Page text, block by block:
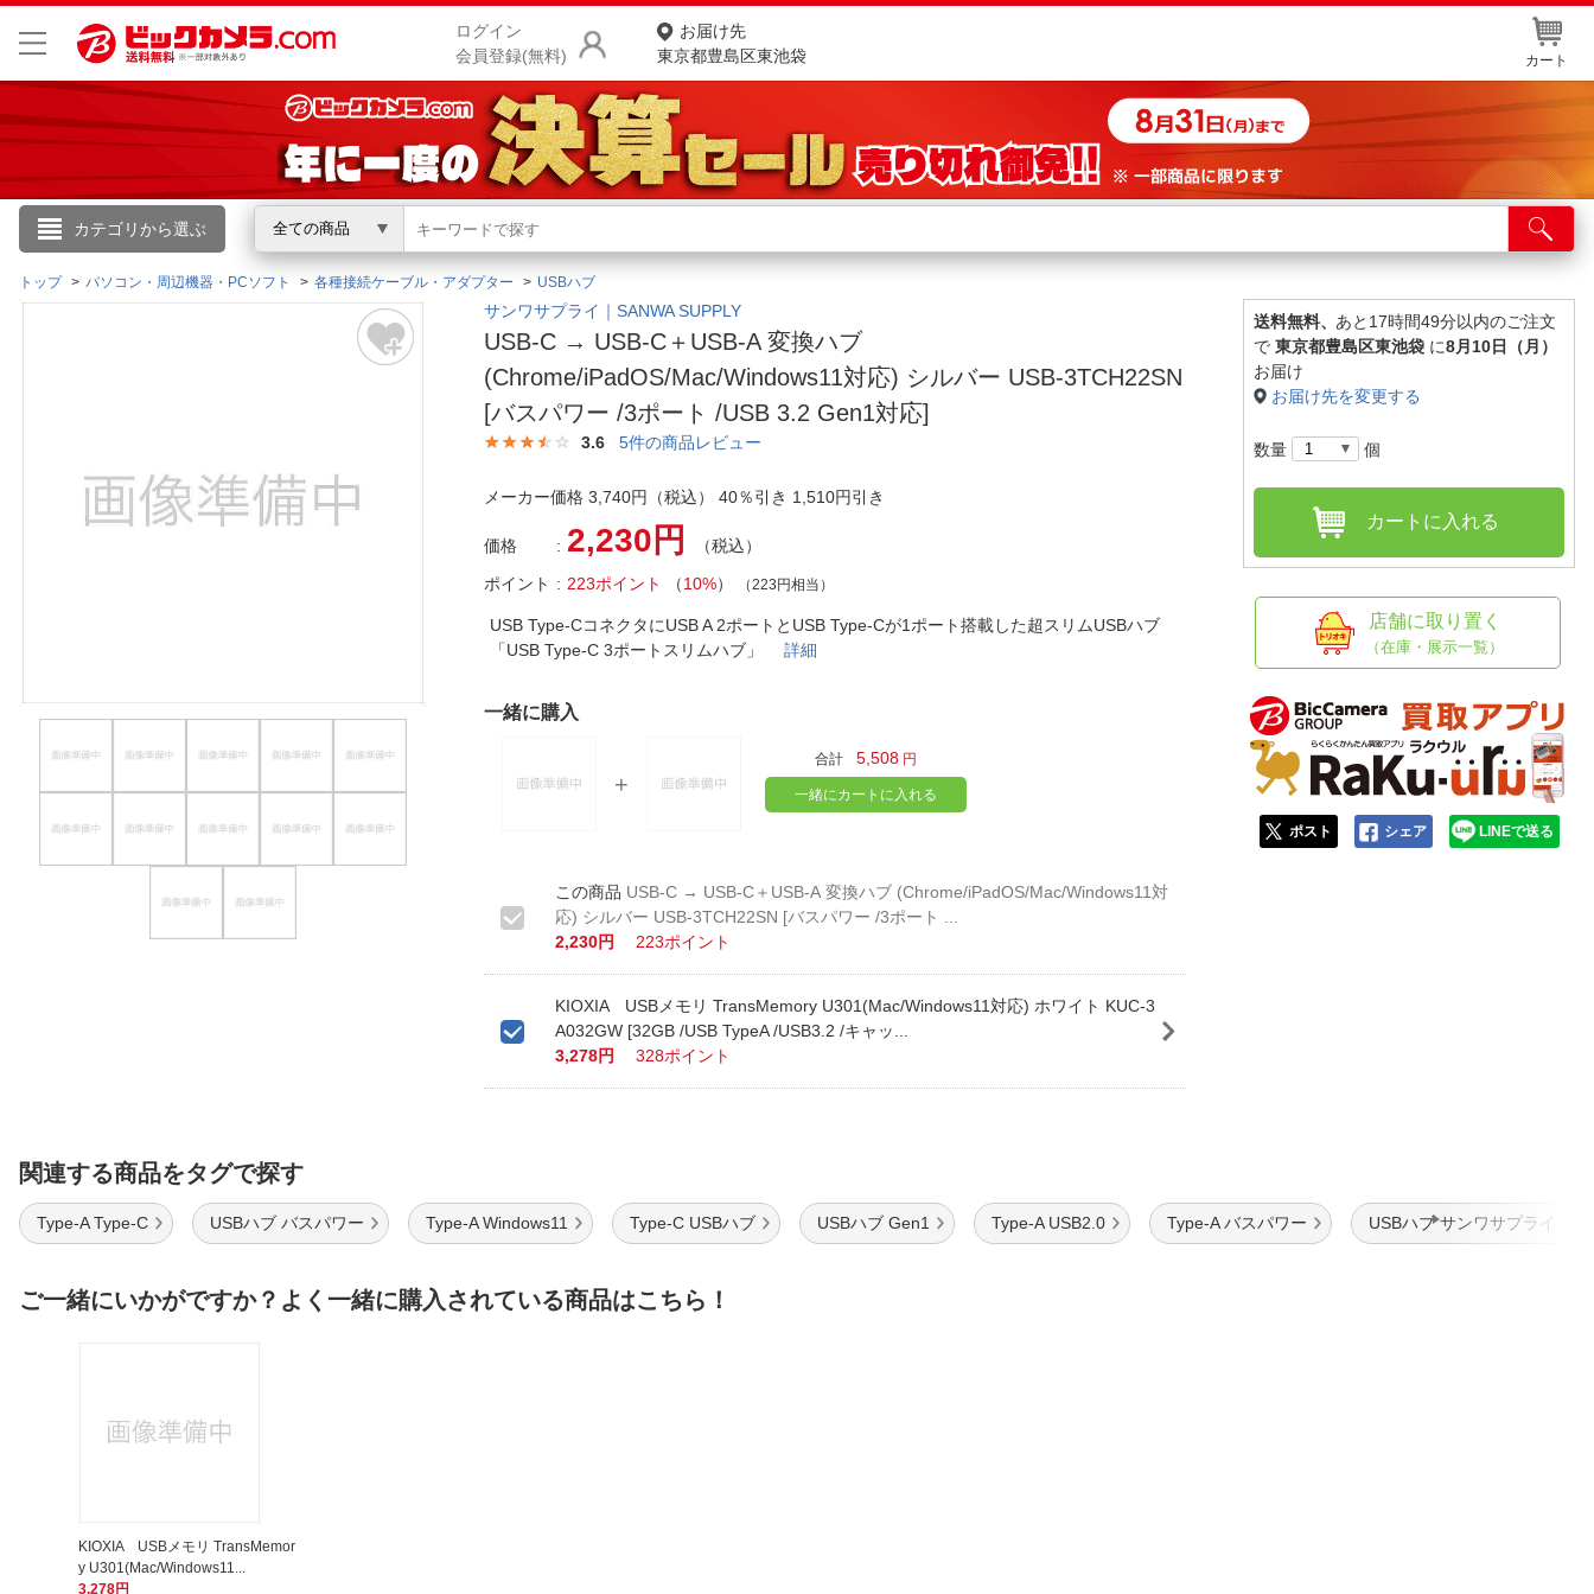
ログイン
会員登録(無料)
お届け先
東京都豊島区東池袋
カート
カテゴリから選ぶ 全ての商品
こんにちは
ログイン
閲覧履歴
商品をさがす
ランキングからさがす
カテゴリ一覧からさがす
お客様サポート
ご利用ガイド
よくある質問・お問合せ
ご利用規約
店舗サービス
ネット取り置き
トップ パソコン・周辺機器・PCソフト 各種接続ケーブル・アダプター USBハブ
サンワサプライ｜SANWA SUPPLY
USB-C → USB-C＋USB-A 変換ハブ
(Chrome/iPadOS/Mac/Windows11対応) シルバー USB-3TCH22SN
[バスパワー /3ポート /USB 3.2 Gen1対応]
3.6 5件の商品レビュー
メーカー価格 3,740円（税込） 40％引き 1,510円引き
価格 2,230円
（税込）
ポイント
223ポイント （10%） （223円相当）
USB Type-CコネクタにUSB A 2ポートとUSB Type-Cが1ポート搭載した超スリムUSBハブ
「USB Type-C 3ポートスリムハブ」詳細
一緒に購入
合計 5,508 円
一緒にカートに入れる
USB-C → USB-C＋USB-A 変換ハブ (Chrome/iPadOS/Mac/Windows11対
応) シルバー USB-3TCH22SN [バスパワー /3ポート ...
2,230円
223ポイント
KIOXIA USBメモリ TransMemory U301(Mac/Windows11対応) ホワイト KUC-3
A032GW [32GB /USB TypeA /USB3.2 /キャッ...
3,278円
328ポイント
送料無料、 あと17時間49分以内のご注文
で 東京都豊島区東池袋 に8月10日（月）
お届け
お届け先を変更する
数量 個
カートに入れる
店舗に取り置く
（在庫・展示一覧）
ポスト シェア LINEで送る
関連する商品をタグで探す
Type-A Type-C USBハブ バスパワー Type-A Windows11 Type-C USBハブ USBハブ Gen1 Type-A USB2.0 Type-A バスパワー USBハブ サンワサプライ
ご一緒にいかがですか？よく一緒に購入されている商品はこちら！
KIOXIA USBメモリ TransMemor
y U301(Mac/Windows11...
3,278円